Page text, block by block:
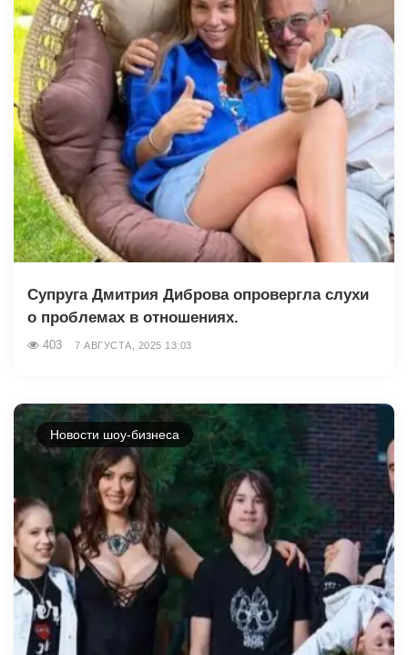
Супруга Дмитрия Диброва опровергла слухи
о проблемах в отношениях.
403 7 АВГУСТА, 2025 13:03
Новости шоу-бизнеса